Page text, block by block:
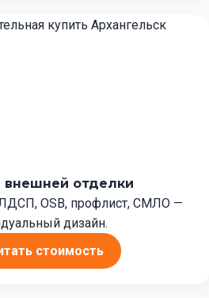
внешней отделки
OSB, профлист, СМЛО —
дизайн.
стоимость